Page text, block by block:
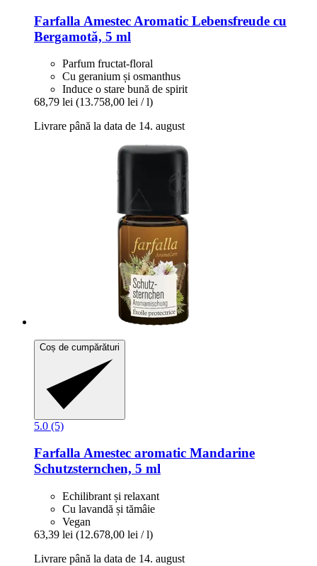
Farfalla Amestec Aromatic Lebensfreude cu
Bergamotă, 5 ml
Parfum fructat-floral
Cu geranium și osmanthus
Induce o stare bună de spirit
68,79 lei (13.758,00 lei / l)
Livrare până la data de 14. august
Coș de cumpărături
5.0 (5)
FarfallaAmestec aromatic Mandarine
Schutzsternchen, 5 ml
Echilibrant și relaxant
Cu lavandă și tămâie
Vegan
63,39 lei (12.678,00 lei / l)
Livrare până la data de 14. august